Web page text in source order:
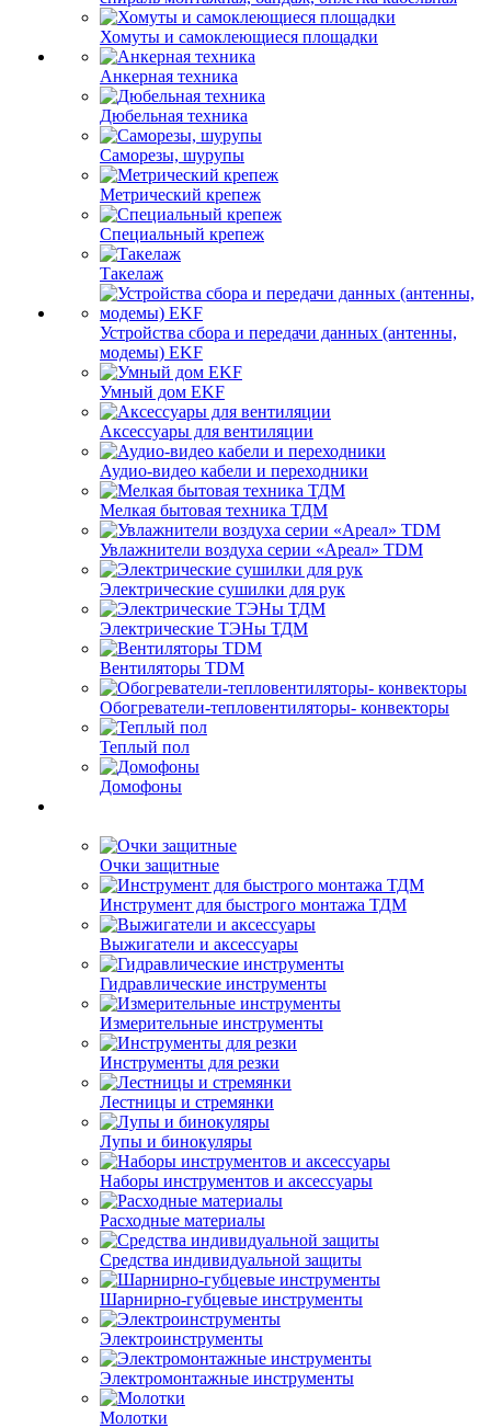
Хомуты и самоклеющиеся площадки
Анкерная техника
Дюбельная техника
Саморезы, шурупы
Метрический крепеж
Специальный крепеж
Такелаж
Устройства сбора и передачи данных (антенны,
модемы) EKF
Умный дом EKF
Аксессуары для вентиляции
Аудио-видео кабели и переходники
Мелкая бытовая техника ТДМ
Увлажнители воздуха серии «Ареал» TDM
Электрические сушилки для рук
Электрические ТЭНы ТДМ
Вентиляторы TDM
Обогреватели-тепловентиляторы- конвекторы
Теплый пол
Домофоны
Очки защитные
Инструмент для быстрого монтажа ТДМ
Выжигатели и аксессуары
Гидравлические инструменты
Измерительные инструменты
Инструменты для резки
Лестницы и стремянки
Лупы и бинокуляры
Наборы инструментов и аксессуары
Расходные материалы
Средства индивидуальной защиты
Шарнирно-губцевые инструменты
Электроинструменты
Электромонтажные инструменты
Молотки